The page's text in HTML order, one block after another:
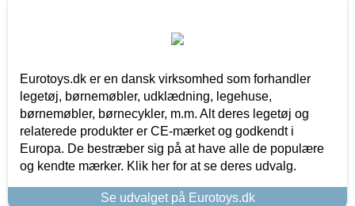
Eurotoys.dk er en dansk virksomhed som forhandler
legetøj, børnemøbler, udklædning, legehuse,
børnemøbler, børnecykler, m.m. Alt deres legetøj og
relaterede produkter er CE-mærket og godkendt i
Europa. De bestræber sig på at have alle de populære
og kendte mærker. Klik her for at se deres udvalg.
Se udvalget på Eurotoys.dk